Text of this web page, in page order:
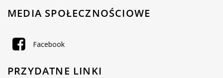
MEDIA SPOŁECZNOŚCIOWE
Facebook
PRZYDATNE LINKI